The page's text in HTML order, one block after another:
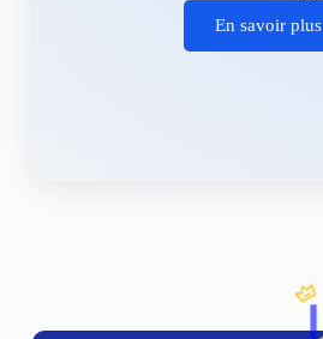
En savoir plus